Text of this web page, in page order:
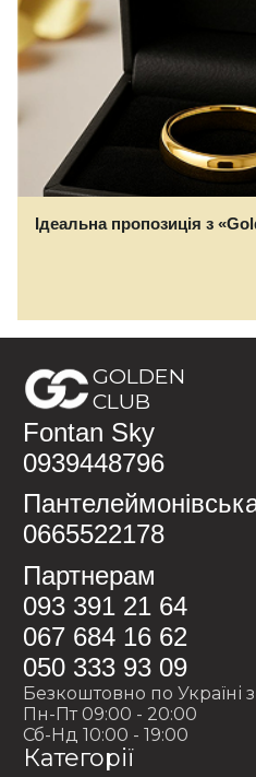
Ідеальна пропозиція з
GOLDEN
CLUB
Fontan Sky
0939448796
0665522178
Партнерам
093 391 21 64
067 684 16 62
050 333 93 09
Безкоштовно по Україні з
Пн-Пт 09:00 - 20:00
Сб-Нд 10:00 - 19:00
Категорії